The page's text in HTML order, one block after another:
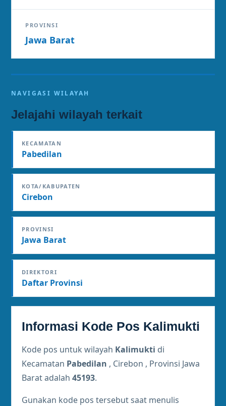
PROVINSI
Jawa Barat
NAVIGASI WILAYAH
Jelajahi wilayah terkait
KECAMATAN
Pabedilan
KOTA/KABUPATEN
Cirebon
PROVINSI
Jawa Barat
DIREKTORI
Daftar Provinsi
Informasi Kode Pos Kalimukti
Kode pos untuk wilayah Kalimukti di
Kecamatan Pabedilan , Cirebon , Provinsi Jawa
Barat adalah 45193.
Gunakan kode pos tersebut saat menulis